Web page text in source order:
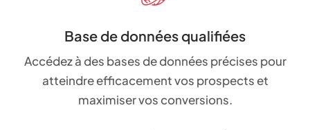
Base de données qualifiées
Accédez à des bases de données précises pour
atteindre efficacement vos prospects et
maximiser vos conversions.